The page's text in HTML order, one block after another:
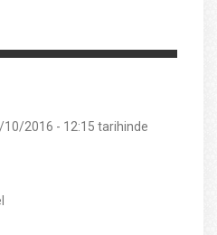
10/2016 - 12:15 tarihinde